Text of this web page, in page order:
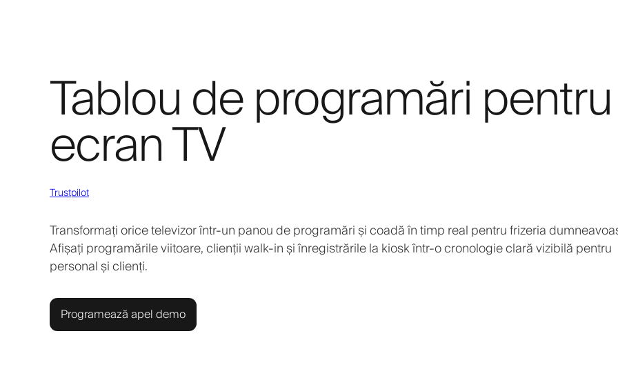
Tablou de programări pentru
ecran TV
Trustpilot
Transformați orice televizor într-un panou de programări și coadă în timp real pentru frizeria
Afișați programările viitoare, clienții walk-in și înregistrările la kiosk într-o cronologie clară vizibilă pentru
personal și clienți.
Programează apel demo